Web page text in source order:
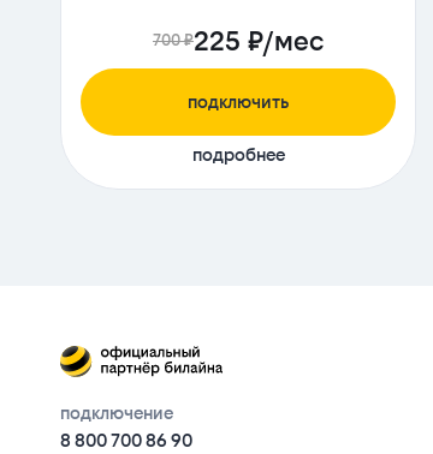
700 ₽225 ₽/мес
подключить
подробнее
подключение
8 800 700 86 90